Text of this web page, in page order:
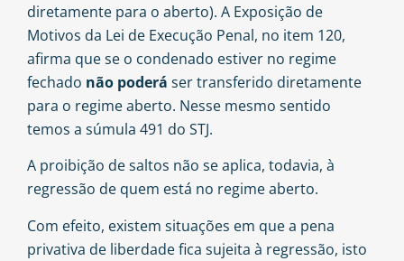
diretamente para o aberto). A Exposição de
Motivos da Lei de Execução Penal, no item 120,
afirma que se o condenado estiver no regime
fechado não poderá ser transferido diretamente
para o regime aberto. Nesse mesmo sentido
temos a súmula 491 do STJ.
A proibição de saltos não se aplica, todavia, à
regressão de quem está no regime aberto.
Com efeito, existem situações em que a pena
privativa de liberdade fica sujeita à regressão, isto